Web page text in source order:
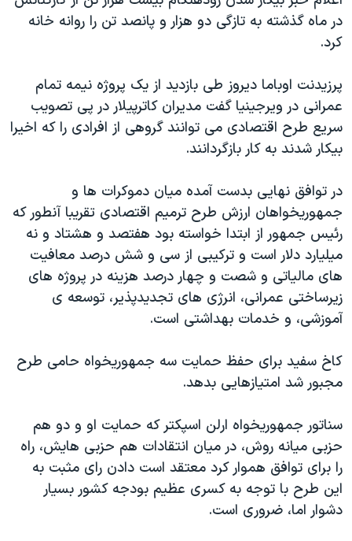
در ماه گذشته به تازگی دو هزار و پانصد تن را روانه خانه
کرد.
پرزیدنت اوباما دیروز طی بازدید از یک پروژه نیمه تمام
عمرانی در ویرجینیا گفت مدیران کاترپیلار در پی تصویب
سریع طرح اقتصادی می توانند گروهی از افرادی را که اخیرا
بیکار شدند به کار بازگردانند.
در توافق نهایی بدست آمده میان دموکرات ها و
جمهوریخواهان ارزش طرح ترمیم اقتصادی تقریبا آنطور که
رئیس جمهور از ابتدا خواسته بود هفتصد و هشتاد و نه
میلیارد دلار است و ترکیبی از سی و شش درصد معافیت
های مالیاتی و شصت و چهار درصد هزینه در پروژه های
زیرساختی عمرانی، انرژی های تجدیدپذیر، توسعه ی
آموزشی، و خدمات بهداشتی است.
کاخ سفید برای حفظ حمایت سه جمهوریخواه حامی طرح
مجبور شد امتیازهایی بدهد.
سناتور جمهوریخواه ارلن اسپکتر که حمایت او و دو هم
حزبی میانه روش، در میان انتقادات هم حزبی هایش، راه
را برای توافق هموار کرد معتقد است دادن رای مثبت به
این طرح با توجه به کسری عظیم بودجه کشور بسیار
دشوار اما، ضروری است.